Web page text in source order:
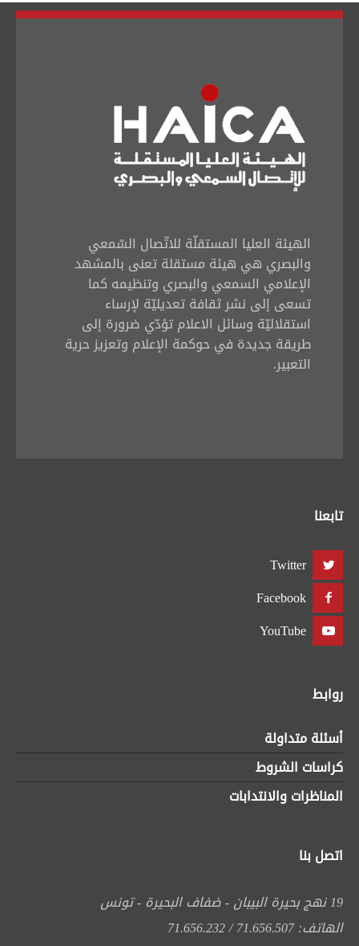
الهيئة العليا المستقلّة للاتّصال السّمعي
والبصري هي هيئة مستقلة تعنى بالمشهد
الإعلامي السمعي والبصري وتنظيمه كما
تسعى إلى نشر ثقافة تعديليّة لإرساء
استقلاليّة وسائل الاعلام تؤدّي ضرورة إلى
طريقة جديدة في حوكمة الإعلام وتعزيز حرية
التعبير.
تابعنا
Twitter
Facebook
YouTube
روابط
أسئلة متداولة
كراسات الشروط
المناظرات والانتدابات
اتصل بنا
19 نهج بحيرة البيبان - ضفاف البحيرة - تونس
الهاتف: 71.656.507 / 71.656.232